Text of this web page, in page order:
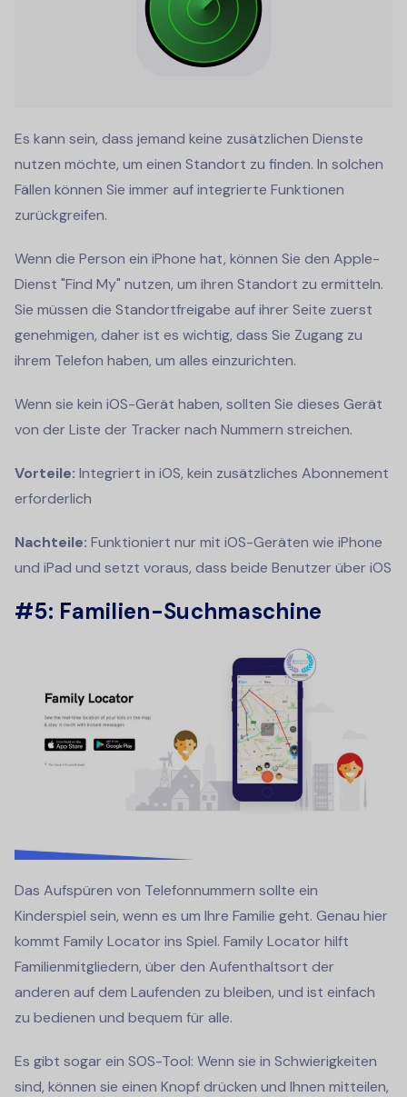
Es kann sein, dass jemand keine zusätzlichen Dienste
nutzen möchte, um einen Standort zu finden. In solchen
Fällen können Sie immer auf integrierte Funktionen
zurückgreifen.
Wenn die Person ein iPhone hat, können Sie den Apple-
Dienst "Find My" nutzen, um ihren Standort zu ermitteln.
Sie müssen die Standortfreigabe auf ihrer Seite zuerst
genehmigen, daher ist es wichtig, dass Sie Zugang zu
ihrem Telefon haben, um alles einzurichten.
Wenn sie kein iOS-Gerät haben, sollten Sie dieses Gerät
von der Liste der Tracker nach Nummern streichen.
Vorteile: Integriert in iOS, kein zusätzliches Abonnement
erforderlich
Nachteile: Funktioniert nur mit iOS-Geräten wie iPhone
und iPad und setzt voraus, dass beide Benutzer über iOS
#5: Familien-Suchmaschine
Das Aufspüren von Telefonnummern sollte ein
Kinderspiel sein, wenn es um Ihre Familie geht. Genau hier
kommt Family Locator ins Spiel. Family Locator hilft
Familienmitgliedern, über den Aufenthaltsort der
anderen auf dem Laufenden zu bleiben, und ist einfach
zu bedienen und bequem für alle.
Es gibt sogar ein SOS-Tool: Wenn sie in Schwierigkeiten
sind, können sie einen Knopf drücken und Ihnen mitteilen,